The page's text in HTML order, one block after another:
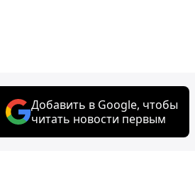
Добавить в Google, чтобы
читать новости первым